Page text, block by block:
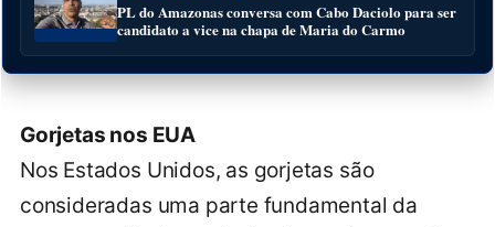
PL do Amazonas conversa com Cabo Daciolo para ser
candidato a vice na chapa de Maria do Carmo
Gorjetas nos EUA
Nos Estados Unidos, as gorjetas são
consideradas uma parte fundamental da